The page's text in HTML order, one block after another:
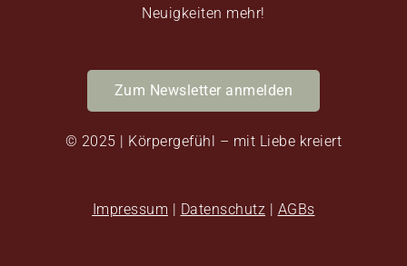
Neuigkeiten mehr!
Zum Newsletter anmelden
© 2025 | Körpergefühl – mit Liebe kreiert
Impressum | Datenschutz | AGBs